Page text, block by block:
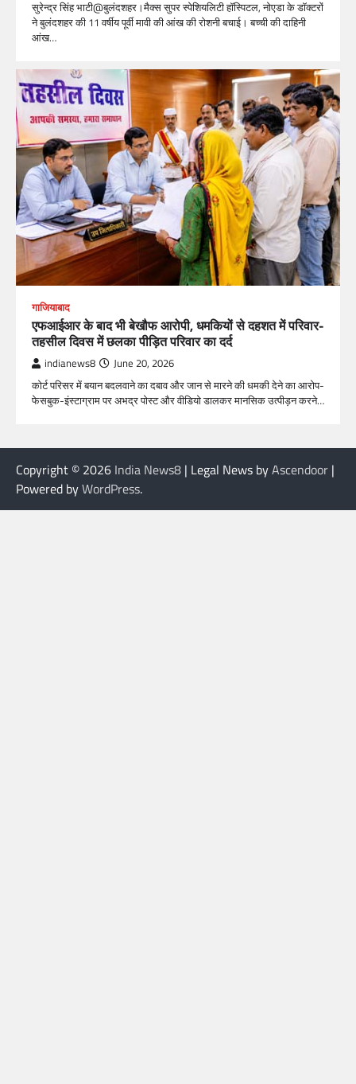
सुरेन्द्र सिंह भाटी@बुलंदशहर।मैक्स सुपर स्पेशियलिटी हॉस्पिटल, नोएडा के डॉक्टरों
ने बुलंदशहर की 11 वर्षीय पूर्वी मावी की आंख की रोशनी बचाई। बच्ची की दाहिनी
आंख…
गाजियाबाद
एफआईआर के बाद भी बेखौफ आरोपी, धमकियों से दहशत में परिवार-
तहसील दिवस में छलका पीड़ित परिवार का दर्द
indianews8 June 20, 2026
कोर्ट परिसर में बयान बदलवाने का दबाव और जान से मारने की धमकी देने का आरोप-
फेसबुक-इंस्टाग्राम पर अभद्र पोस्ट और वीडियो डालकर मानसिक उत्पीड़न करने…
Copyright © 2026 India News8 | Legal News byAscendoor |
Powered byWordPress.